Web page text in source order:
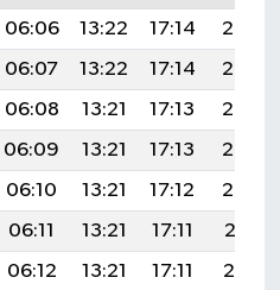
06:06 13:22 17:14
20:27
06:07 13:22 17:14
20:26
06:08 13:21 17:13
20:25
06:09 13:21 17:13
20:23
06:10 13:21 17:12
20:22
06:11 13:21 17:11
20:21
06:12 13:21 17:11
20:19